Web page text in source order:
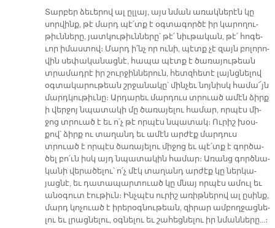
Տար­բեր ձե­ւե­րով ալ ըլ­լայ, այս նման ա­ռակ­նե­րէն կը
սոր­վինք, թէ մարդ պէ՛տք է օգ­տա­գոր­ծէ իր կա­րո­ղու­
թիւն­նե­րը, յատ­կու­թիւն­նե­րը՝ թէ՛ նիւ­թա­կան, թէ՛ հո­գե­
ւոր ի­մաս­տով։ Մարդ ի՛նչ որ ու­նի, պէտք չէ զայն բո­լո­րո­
վին սե­փա­կա­նաց­նէ, հա­պա պէտք է ծա­ռա­յու­թեան
տրա­մադ­րէ իր շուր­ջին­նե­րուն, հետզ­հե­տէ լայ­նց­­նե­լով
օգ­տա­կա­րու­թեան շրջա­նա­կը՝ մին­չեւ նոյ­նիսկ հա­մա՜յն
մարդ­կու­թիւ­նը։ Ար­դա­րեւ մար­դուս տրուած ա­մէն ձիրք
ի վեր­ջոյ նպա­տա­կի մը ծա­ռա­յե­լու հա­մար, որ­պէս մի­
ջոց տրուած է եւ ո՛չ թէ որ­պէս նպա­տակ։ Ու­րիշ խօս­
քով՝ ձիրք ու տա­ղանդ եւ ա­մէն ար­ժէք մար­դուս
տրուած է որ­պէս ծա­ռա­յե­լու մի­ջոց եւ պէ՛տք է գոր­ծա­
ծել բո՛ւն իսկ այդ նպա­տա­կին հա­մար։ Ա­ռանց գործ­նա­
կա­նի վե­րա­ծե­լու՝ ո՛չ մէկ տա­ղանդ ար­ժէք կը ներ­կա­
յաց­նէ, եւ դա­տա­պար­տուած կը մնայ որ­պէս ա­մուլ եւ
ա­նօ­գուտ էու­թիւն։ Ինչ­պէս ու­րիշ ա­ռիթ­նե­րով ալ ը­սինք,
մարդ կո­չուած է ի­րե­րօգ­նու­թեան, զի­րար ամ­բող­ջաց­նե­
լու եւ լրաց­նե­լու, օգ­նե­լու եւ շա­հեց­նե­լու իր նման­նե­րը…։